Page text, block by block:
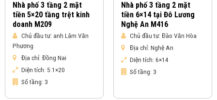
Nhà phố 3 tầng 2 mặt
tiền 5×20 tầng trệt kinh
doanh M209
Chủ đầu tư: anh Lâm Văn
Phương
Địa chỉ: Đồng Nai
Diện tích: 5.1×20
Số tầng: 3
Nhà phố 3 tầng 2 mặt
tiền 6×14 tại Đô Lương
Nghệ An M416
Chủ đầu tư: Đào Văn Hòa
Địa chỉ: Nghệ An
Diện tích: 6×14
Số tầng: 3